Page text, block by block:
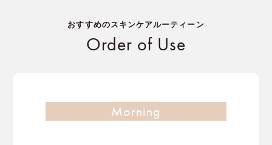
おすすめのスキンケアルーティーン
Order of Use
Morning